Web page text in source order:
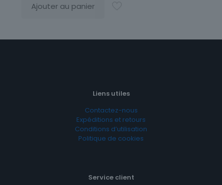
Ajouter au panier
Liens utiles
Contactez-nous
Expéditions et retours
Conditions d’utilisation
Politique de cookies
Service client